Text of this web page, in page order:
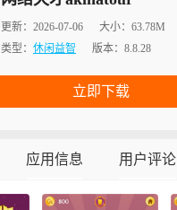
更新： 2026-07-06 大小： 63.78M
类型： 休闲益智 版本： 8.8.28
立即下载
应用信息 用户评论